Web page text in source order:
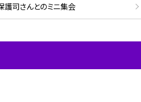
司さんとのミニ集会